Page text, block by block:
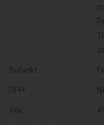
Subjekt:
DPH:
Věk: